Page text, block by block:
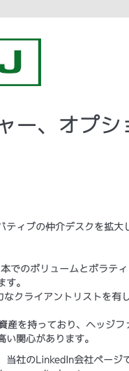
、オプシ
ィブの仲介デスクを拡大
のボリュームとボラテ
。
クライアントリストを有
を持っており、ヘッジ
関心があります。
社のLinkedIn会社ページ